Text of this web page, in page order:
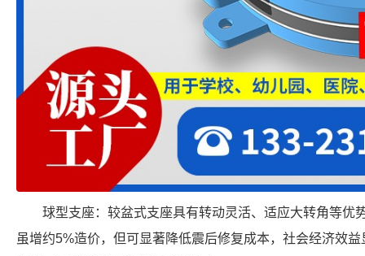
球型支座：较盆式支座具有转动灵活、适应大转角等优
虽增约5%造价，但可显著降低震后修复成本，社会经济效